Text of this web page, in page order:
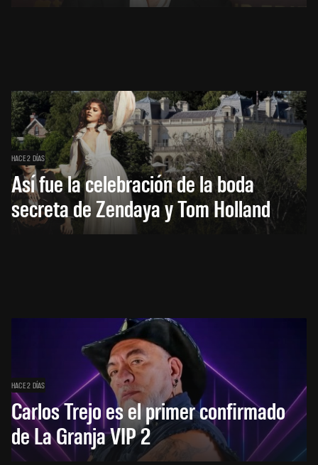
HACE 2 DÍAS
Así fue la celebración de la boda
secreta de Zendaya y Tom Holland
HACE 2 DÍAS
Carlos Trejo es el primer confirmado
de La Granja VIP 2